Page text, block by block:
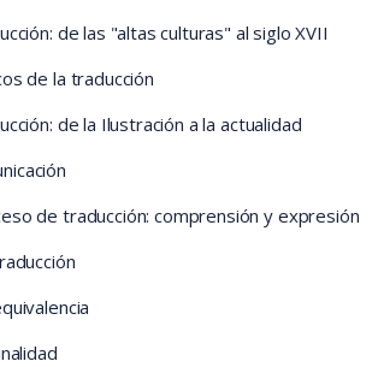
de las "altas culturas" al siglo XVII
de la traducción
de la Ilustración a la actualidad
de traducción: comprensión y expresión